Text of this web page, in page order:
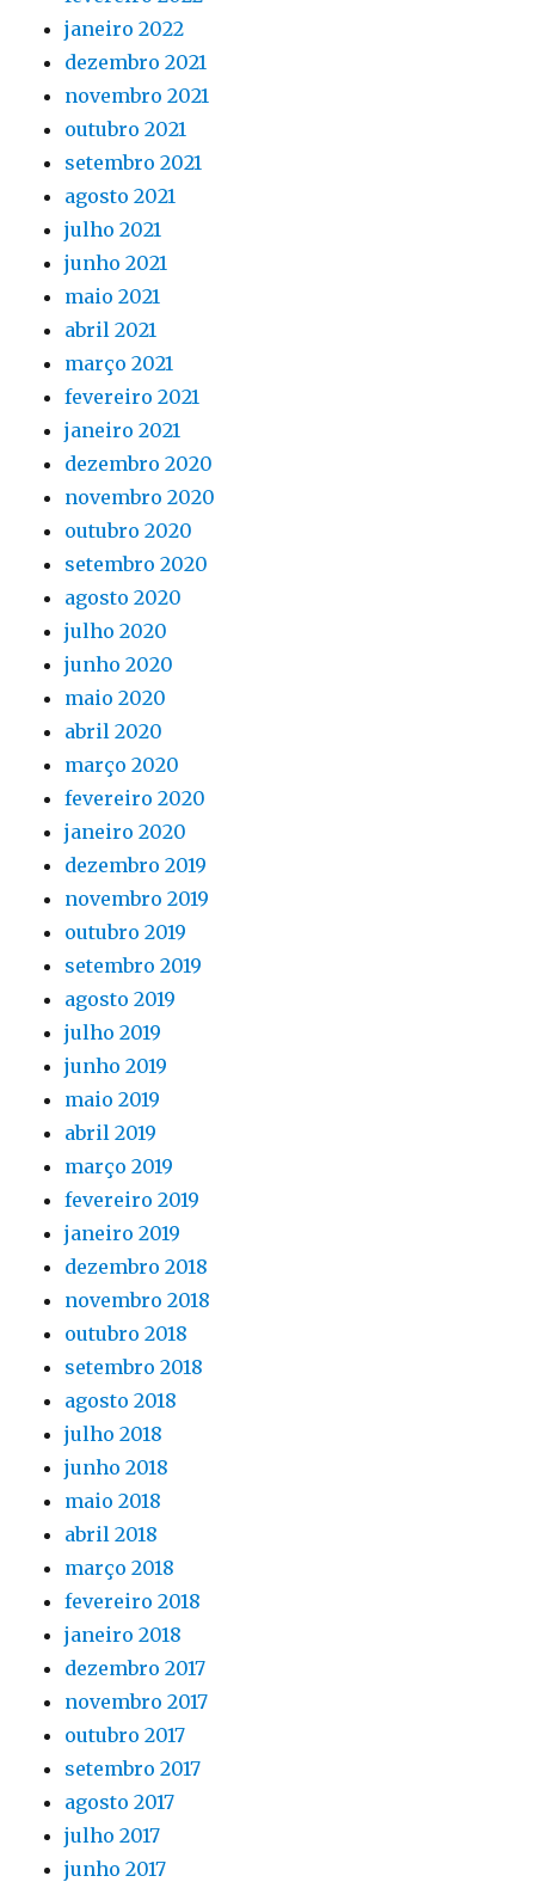
janeiro 2022
dezembro 2021
novembro 2021
outubro 2021
setembro 2021
agosto 2021
julho 2021
junho 2021
maio 2021
abril 2021
março 2021
fevereiro 2021
janeiro 2021
dezembro 2020
novembro 2020
outubro 2020
setembro 2020
agosto 2020
julho 2020
junho 2020
maio 2020
abril 2020
março 2020
fevereiro 2020
janeiro 2020
dezembro 2019
novembro 2019
outubro 2019
setembro 2019
agosto 2019
julho 2019
junho 2019
maio 2019
abril 2019
março 2019
fevereiro 2019
janeiro 2019
dezembro 2018
novembro 2018
outubro 2018
setembro 2018
agosto 2018
julho 2018
junho 2018
maio 2018
abril 2018
março 2018
fevereiro 2018
janeiro 2018
dezembro 2017
novembro 2017
outubro 2017
setembro 2017
agosto 2017
julho 2017
junho 2017